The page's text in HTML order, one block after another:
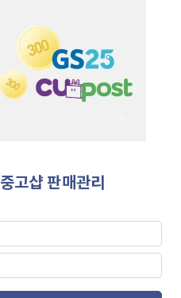
중고샵 판매관리